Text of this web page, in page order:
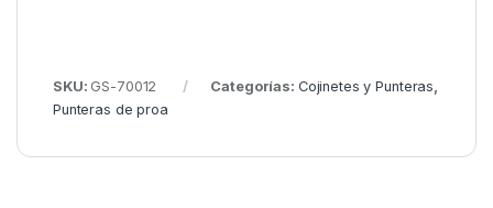
SKU: GS-70012 Categorías: Cojinetes y Punteras,
Punteras de proa